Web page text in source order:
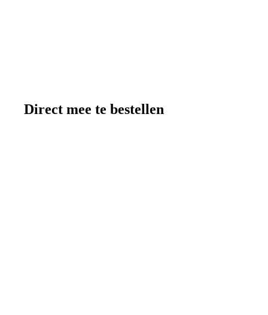
Direct mee te bestellen